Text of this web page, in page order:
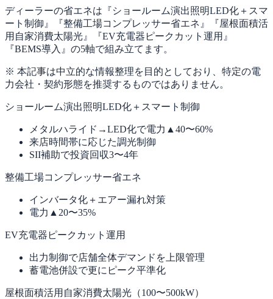
ディーラーの省エネは『ショールーム演出照明LED化＋スマ
ート制御』『整備工場コンプレッサー省エネ』『屋根面積活
用自家消費太陽光』『EV充電器ピークカット運用』
『BEMS導入』の5軸で組み立てます。
※ 本記事は中立的な情報整理を目的としており、特定の電
力会社・契約形態を推奨するものではありません。
ショールーム演出照明LED化＋スマート制御
メタルハライド→LED化で電力▲40〜60%
来店時間帯に応じた調光制御
SII補助で投資回収3〜4年
整備工場コンプレッサー省エネ
インバータ化＋エアー漏れ対策
電力▲20〜35%
EV充電器ピークカット運用
出力制御で店舗全体デマンドを上限管理
蓄電池併設で更にピーク平準化
屋根面積活用自家消費太陽光（100〜500kW）